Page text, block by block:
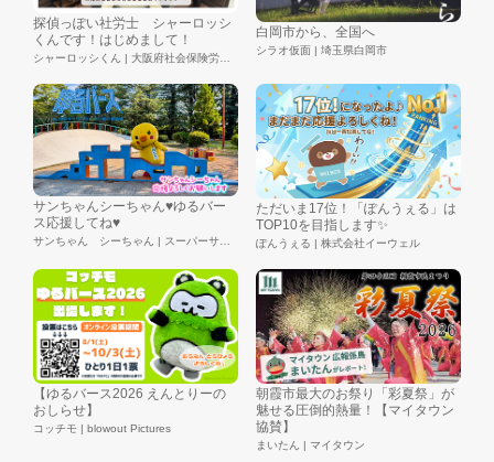
探偵っぽい社労士 シャーロッシ
くんです！はじめまして！
白岡市から、全国へ
シラオ仮面 | 埼玉県白岡市
サンちゃんシーちゃん♥ゆるバー
ス応援してね♥
ただいま17位！「ぽんうぇる」は
TOP10を目指します✨
ぽんうぇる | 株式会社イーウェル
【ゆるバース2026 えんとりーの
おしらせ】
コッチモ | blowout Pictures
朝霞市最大のお祭り「彩夏祭」が
魅せる圧倒的熱量！【マイタウン
協賛】
まいたん | マイタウン